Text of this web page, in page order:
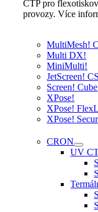
CTP pro
provozy. Více
MultiMesh!
Multi DX!
MiniMulti!
JetScreen! CS
Screen! Cube
XPose!
XPose!
XPose!
CRON
UV